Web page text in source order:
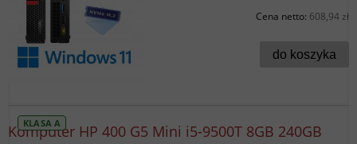
Cena netto: 608,94 zł
do koszyka
Komputer HP 400 G5 Mini i5-9500T 8GB 240GB
KLASA A